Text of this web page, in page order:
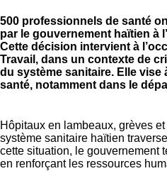
500 professionnels de santé
par le gouvernement haïtien à
Cette décision intervient à
Travail, dans un contexte de
du système sanitaire. Elle vise
santé, notamment dans le
Hôpitaux en lambeaux, grèves
système sanitaire haïtien
cette situation, le gouvernement
en renforçant les ressources